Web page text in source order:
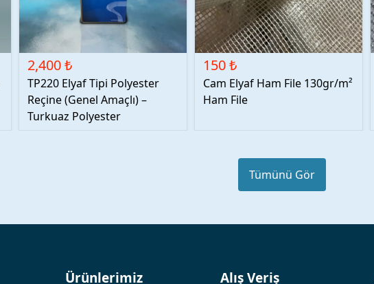
2,400 ₺
TP220 Elyaf Tipi Polyester
Reçine (Genel Amaçlı) –
Turkuaz Polyester
150 ₺
Cam Elyaf Ham File 130gr/m²
Ham File
Tümünü Gör
Ürünlerimiz Alış Veriş